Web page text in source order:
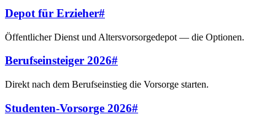
Depot für Erzieher#
Öffentlicher Dienst und Altersvorsorgedepot — die Optionen.
Berufseinsteiger 2026#
Direkt nach dem Berufseinstieg die Vorsorge starten.
Studenten-Vorsorge 2026#